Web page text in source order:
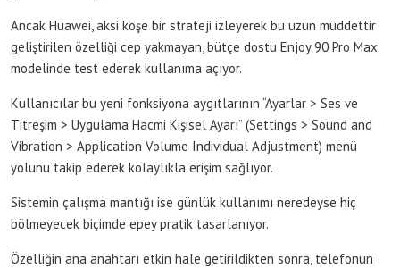
Ancak Huawei, aksi köşe bir strateji izleyerek bu uzun müddettir
geliştirilen özelliği cep yakmayan, bütçe dostu Enjoy 90 Pro Max
modelinde test ederek kullanıma açıyor.
Kullanıcılar bu yeni fonksiyona aygıtlarının “Ayarlar > Ses ve
Titreşim > Uygulama Hacmi Kişisel Ayarı” (Settings > Sound and
Vibration > Application Volume Individual Adjustment) menü
yolunu takip ederek kolaylıkla erişim sağlıyor.
Sistemin çalışma mantığı ise günlük kullanımı neredeyse hiç
bölmeyecek biçimde epey pratik tasarlanıyor.
Özelliğin ana anahtarı etkin hale getirildikten sonra, telefonun